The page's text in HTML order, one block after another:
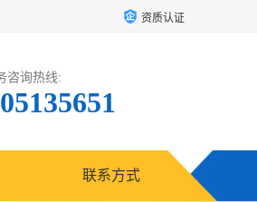
资质认证
咨询热线:
联系方式